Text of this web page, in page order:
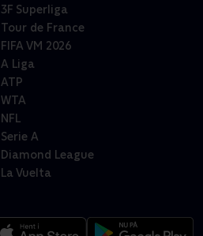
3F Superliga
Tour de France
FIFA VM 2026
A Liga
ATP
WTA
NFL
Serie A
Diamond League
La Vuelta